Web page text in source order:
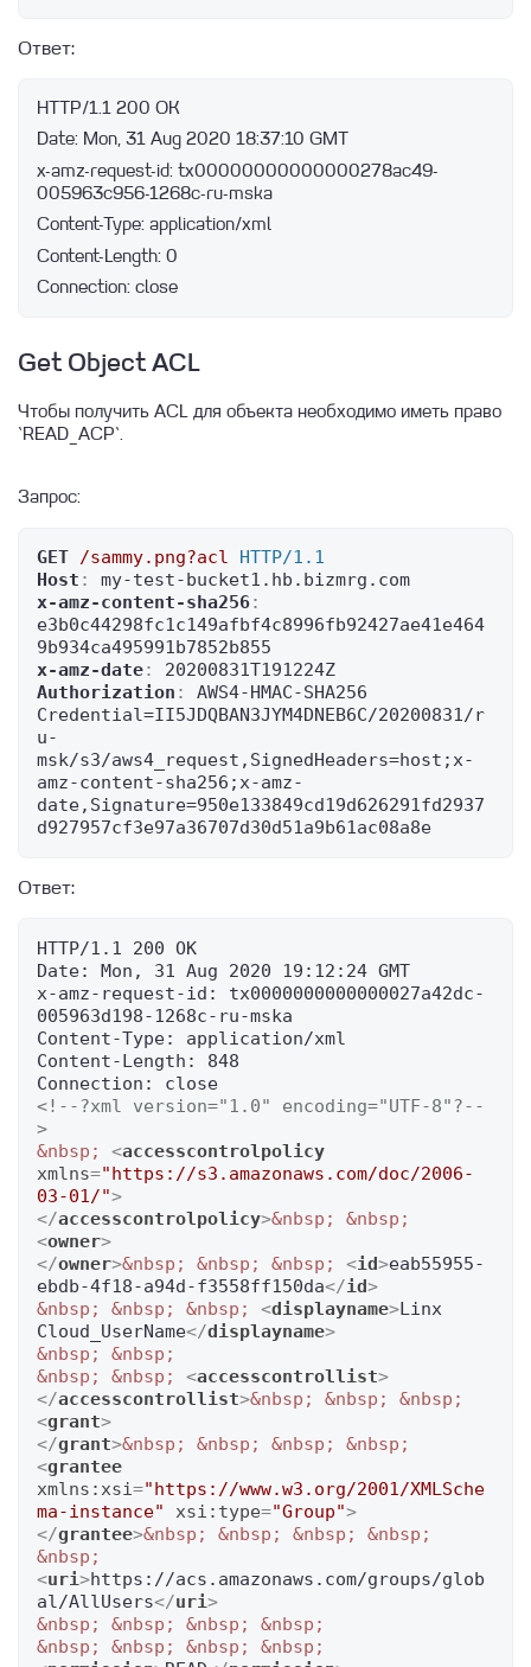
Ответ:
x-amz-request-id: tx00000000000000278ac49-
Connection: close
Get Object ACL
Чтобы получить ACL для объекта необходимо иметь право
`READ_ACP`.
Запрос:
GET /sammy.png?acl
HTTP/1.1
Host :
x-amz-content-sha256:
e3b0c44298fc1c149afbf4c8996fb92427ae41e464
x-amz-date:
Authorization : AWS4-HMAC-SHA256
Credential=II5JDQBAN3JYM4DNEB6C/20200831/r
u-
msk/s3/aws4_request,SignedHeaders=host;x-
amz-content-sha256;x-amz-
date,Signature=950e133849cd19d626291fd2937
d927957cf3e97a36707d30d51a9b61ac08a8e
Ответ:
HTTP/1.1 200 OK
Date: Mon, 31 Aug 2020 19:12:24 GMT
x-amz-request-id: tx0000000000000027a42dc-
005963d198-1268c-ru-mska
Content-Type: application/xml
Content-Length: 848
<!--?xml version="1.0" encoding="UTF-8"?--
>
&nbsp;
<accesscontrolpolicy
xmlns="https://s3.amazonaws.com/doc/2006-
03-01/">
</accesscontrolpolicy>&nbsp;
&nbsp;
<owner>
</owner>&nbsp; &nbsp; &nbsp; <id>eab55955-
ebdb-4f18-a94d-f3558ff150da</id>
&nbsp;
&nbsp; &nbsp; <displayname>Linx
Cloud_UserName</displayname>
&nbsp;
&nbsp;
&nbsp;
&nbsp; <accesscontrollist>
</accesscontrollist>&nbsp; &nbsp;
&nbsp;
<grant>
</grant>&nbsp; &nbsp; &nbsp;
&nbsp;
<grantee
xmlns:xsi="https://www.w3.org/2001/XMLSche
ma-instance"
xsi:type="Group">
</grantee>&nbsp; &nbsp; &nbsp;
&nbsp;
&nbsp;
<uri>https://acs.amazonaws.com/groups/glob
al/AllUsers</uri>
&nbsp;
&nbsp; &nbsp;
&nbsp;
&nbsp;
&nbsp; &nbsp;
&nbsp;